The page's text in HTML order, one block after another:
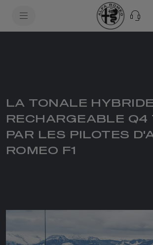
LA TONALE HYBRIDE
RECHARGEABLE Q4
PAR LES PILOTES
ROMEO F1